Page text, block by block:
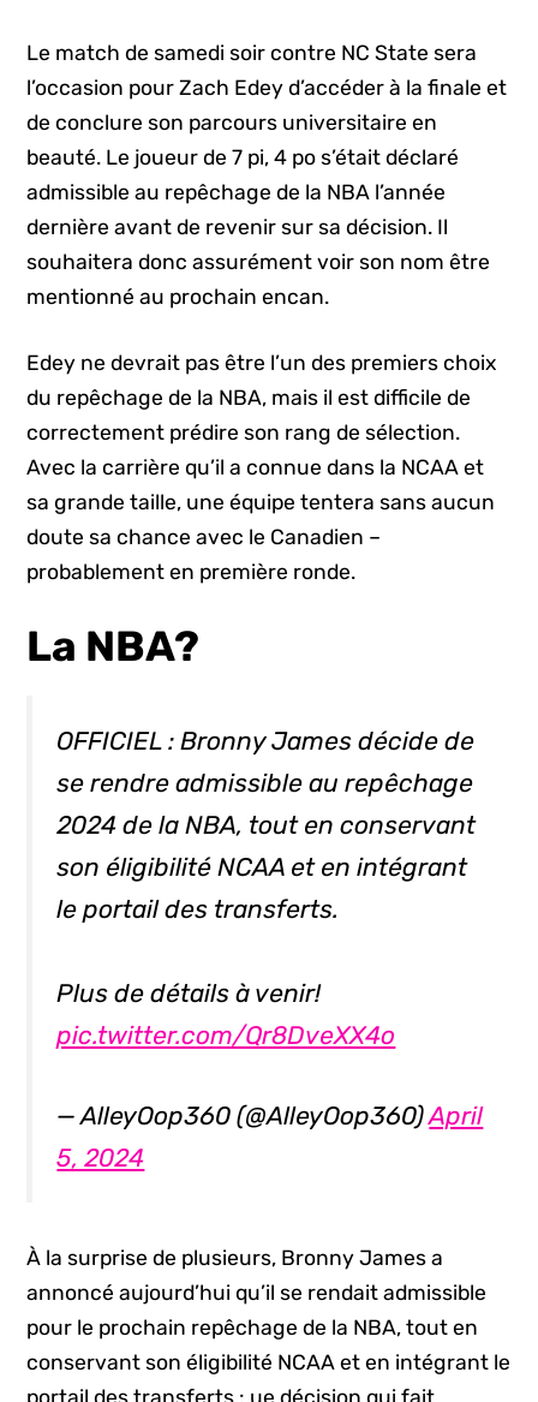
Le match de samedi soir contre NC State sera
l’occasion pour Zach Edey d’accéder à la finale et
de conclure son parcours universitaire en
beauté. Le joueur de 7 pi, 4 po s’était déclaré
admissible au repêchage de la NBA l’année
dernière avant de revenir sur sa décision. Il
souhaitera donc assurément voir son nom être
mentionné au prochain encan.
Edey ne devrait pas être l’un des premiers choix
du repêchage de la NBA, mais il est difficile de
correctement prédire son rang de sélection.
Avec la carrière qu’il a connue dans la NCAA et
sa grande taille, une équipe tentera sans aucun
doute sa chance avec le Canadien –
probablement en première ronde.
La NBA?
OFFICIEL : Bronny James décide de
se rendre admissible au repêchage
2024 de la NBA, tout en conservant
son éligibilité NCAA et en intégrant
le portail des transferts.
Plus de détails à venir!
pic.twitter.com/Qr8DveXX4o
— AlleyOop360 (@AlleyOop360)April
5, 2024
À la surprise de plusieurs, Bronny James a
annoncé aujourd’hui qu’il se rendait admissible
pour le prochain repêchage de la NBA, tout en
conservant son éligibilité NCAA et en intégrant le
portail des transferts : ue décision qui fait